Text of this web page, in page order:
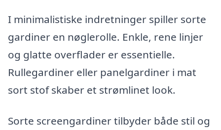
I minimalistiske indretninger spiller sorte
gardiner en nøglerolle. Enkle, rene linjer
og glatte overflader er essentielle.
Rullegardiner eller panelgardiner i mat
sort stof skaber et strømlinet look.
Sorte screengardiner tilbyder både stil og